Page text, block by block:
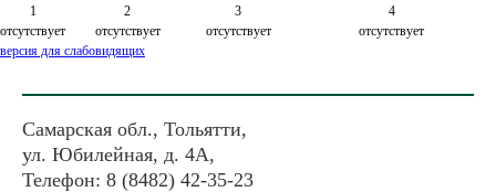
1
2 3
4
отсутствует
отсутствует отсутствует
отсутствует
версия для слабовидящих
Самарская обл., Тольятти,
ул. Юбилейная, д. 4А,
Телефон: 8 (8482) 42-35-23